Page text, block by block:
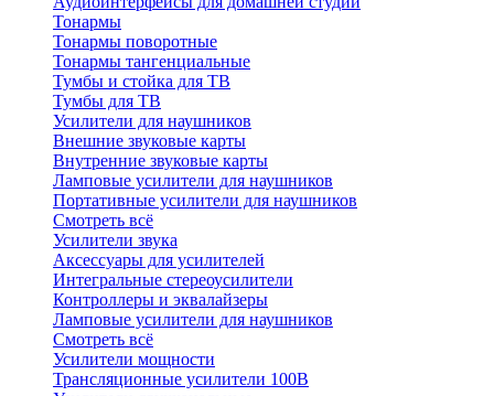
Тонармы
Тонармы поворотные
Тонармы тангенциальные
Тумбы и стойка для ТВ
Тумбы для ТВ
Усилители для наушников
Внешние звуковые карты
Внутренние звуковые карты
Ламповые усилители для наушников
Портативные усилители для наушников
Смотреть всё
Усилители звука
Аксессуары для усилителей
Интегральные стереоусилители
Контроллеры и эквалайзеры
Ламповые усилители для наушников
Смотреть всё
Усилители мощности
Трансляционные усилители 100В